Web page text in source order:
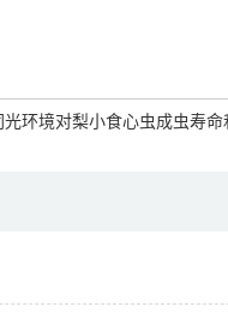
环境对梨小食心虫成虫寿命